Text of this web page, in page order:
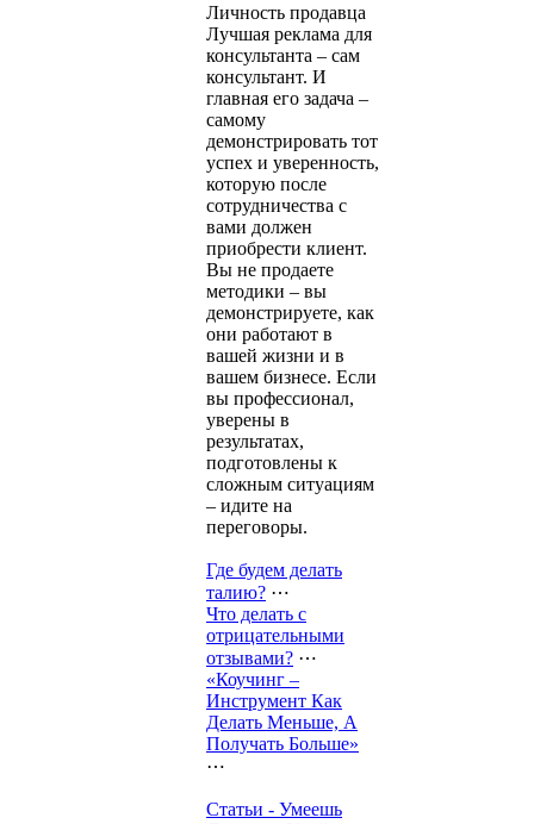
Личность продавца
Лучшая реклама для
консультанта – сам
консультант. И
главная его задача –
самому
демонстрировать тот
успех и уверенность,
которую после
сотрудничества с
вами должен
приобрести клиент.
Вы не продаете
методики – вы
демонстрируете, как
они работают в
вашей жизни и в
вашем бизнесе. Если
вы профессионал,
уверены в
результатах,
подготовлены к
сложным ситуациям
– идите на
переговоры.
Где будем делать
талию? ⋯
Что делать с
отрицательными
отзывами? ⋯
«Коучинг –
Инструмент Как
Делать Меньше, А
Получать Больше»
⋯
Статьи - Умеешь